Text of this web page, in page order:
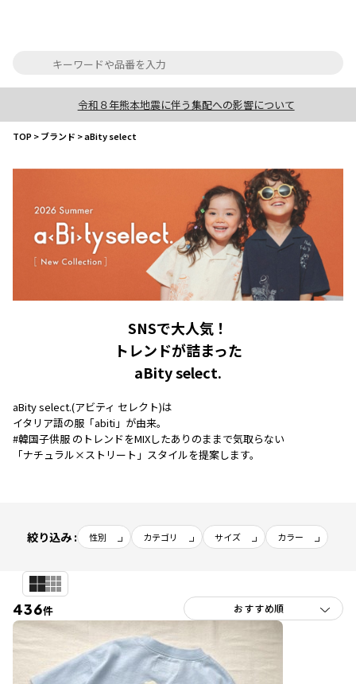
令和８年熊本地震に伴う集配への影響について
TOP>ブランド >aBity select
SNSで大人気！
トレンドが詰まった
aBity select.
aBity select.(アビティ セレクト)は
イタリア語の服「abiti」が由来。
#韓国子供服 のトレンドをMIXしたありのままで気取らない
「ナチュラル×ストリート」スタイルを提案します。
絞り込み : 性別 カテゴリ サイズ カラー
436件